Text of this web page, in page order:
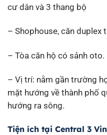
cư dân và 3 thang bộ
– Shophouse, căn duplex
– Tòa căn hộ có sảnh oto.
– Vị trí: nằm gần trường
mặt hướng về thành phố
hướng ra sông.
Tiện ích tại Central 3